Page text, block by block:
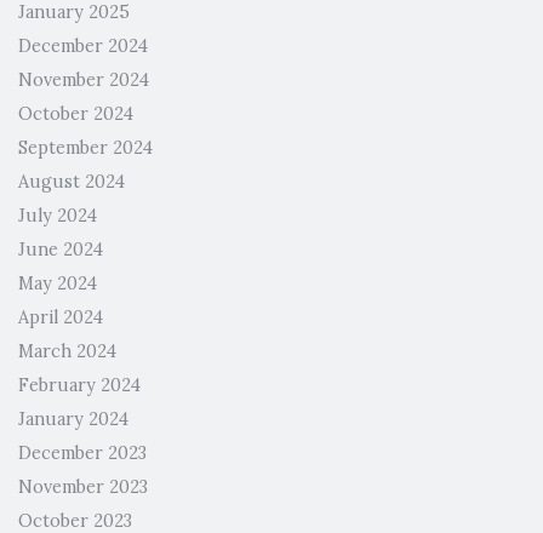
January 2025
December 2024
November 2024
October 2024
September 2024
August 2024
July 2024
June 2024
May 2024
April 2024
March 2024
February 2024
January 2024
December 2023
November 2023
October 2023